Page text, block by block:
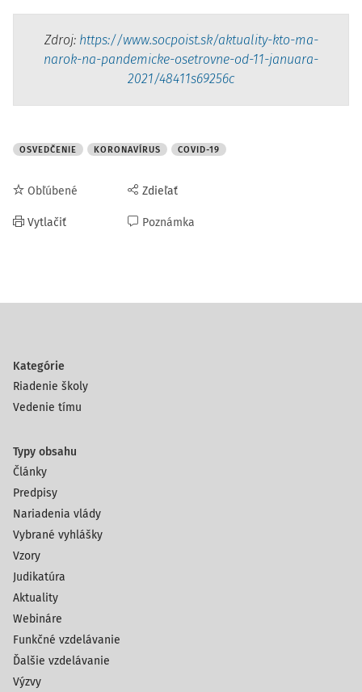
Zdroj: https://www.socpoist.sk/aktuality-kto-ma-
narok-na-pandemicke-osetrovne-od-11-januara-
2021/48411s69256c
OSVEDČENIE KORONAVÍRUS COVID-19
Obľúbené
Vytlačiť
Zdieľať
Poznámka
Kategórie
Riadenie školy
Vedenie tímu
Typy obsahu
Články
Predpisy
Nariadenia vlády
Vybrané vyhlášky
Vzory
Judikatúra
Aktuality
Webináre
Funkčné vzdelávanie
Ďalšie vzdelávanie
Výzvy